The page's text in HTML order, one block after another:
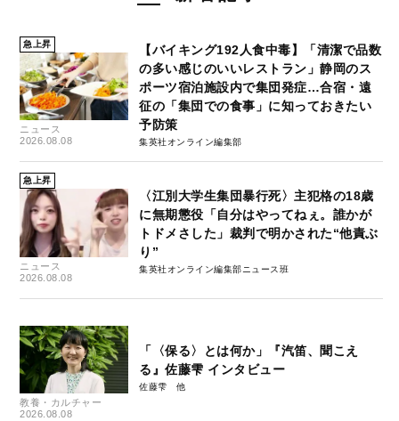
急上昇
ニュース
2026.08.08
【バイキング192人食中毒】「清潔で品数
の多い感じのいいレストラン」静岡のス
ポーツ宿泊施設内で集団発症…合宿・遠
征の「集団での食事」に知っておきたい
予防策
集英社オンライン編集部
急上昇
ニュース
2026.08.08
〈江別大学生集団暴行死〉主犯格の18歳
に無期懲役「自分はやってねぇ。誰かが
トドメさした」裁判で明かされた“他責ぶ
り”
集英社オンライン編集部ニュース班
教養・カルチャー
2026.08.08
「〈保る〉とは何か」『汽笛、聞こえ
る』佐藤雫 インタビュー
佐藤雫